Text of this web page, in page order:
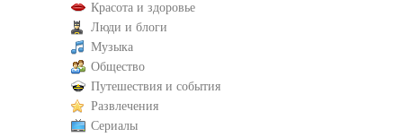
Красота и здоровье
Люди и блоги
Музыка
Общество
Путешествия и события
Развлечения
Сериалы